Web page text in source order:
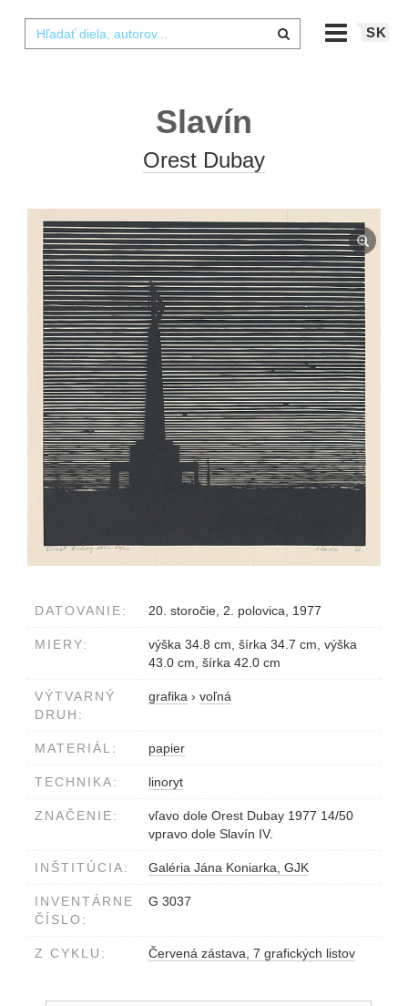
SK
Slavín
Orest Dubay
DATOVANIE: 20. storočie, 2. polovica, 1977
MIERY:
výška 34.8 cm, šírka 34.7 cm, výška
43.0 cm, šírka 42.0 cm
VÝTVARNÝ
DRUH:
grafika › voľná
MATERIÁL: papier
TECHNIKA: linoryt
ZNAČENIE:
vľavo dole Orest Dubay 1977 14/50
vpravo dole Slavín IV.
INŠTITÚCIA: Galéria Jána Koniarka, GJK
INVENTÁRNE
ČÍSLO:
G 3037
Z CYKLU: Červená zástava, 7 grafických listov